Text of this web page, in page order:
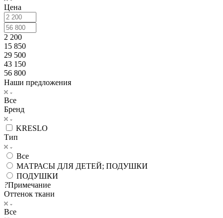
Цена
2 200
15 850
29 500
43 150
56 800
Наши предложения
Все
Бренд
KRESLO
Тип
Все
МАТРАСЫ ДЛЯ ДЕТЕЙ; ПОДУШКИ
ПОДУШКИ
?Примечание
Оттенок ткани
Все